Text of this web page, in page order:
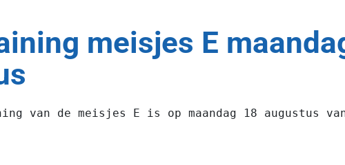
meisjes E
van de meisjes E is op maandag 18 augustus